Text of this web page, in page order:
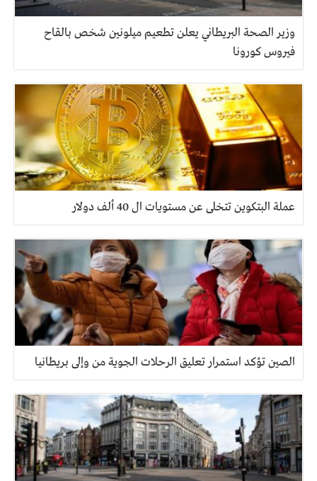
وزير الصحة البريطاني يعلن تطعيم ميلونين شخص بالقاح
فيروس كورونا
عملة البتكوين تتخلى عن مستويات ال 40 ألف دولار
الصين تؤكد استمرار تعليق الرحلات الجوية من وإلى بريطانيا